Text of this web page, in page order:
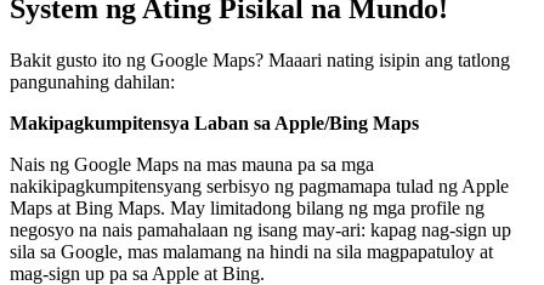
System ng Ating Pisikal na Mundo!
Bakit gusto ito ng Google Maps? Maaari nating isipin ang tatlong
pangunahing dahilan:
Makipagkumpitensya Laban sa Apple/Bing Maps
Nais ng Google Maps na mas mauna pa sa mga
nakikipagkumpitensyang serbisyo ng pagmamapa tulad ng Apple
Maps at Bing Maps. May limitadong bilang ng mga profile ng
negosyo na nais pamahalaan ng isang may-ari: kapag nag-sign up
sila sa Google, mas malamang na hindi na sila magpapatuloy at
mag-sign up pa sa Apple at Bing.